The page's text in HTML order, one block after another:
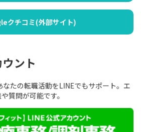
クチコミ(外部サイト)
ント
たの転職活動をLINEでもサポート。エ
質問が可能です。